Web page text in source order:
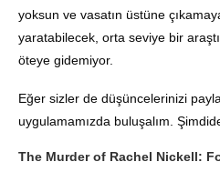
yoksun ve vasatın üstüne
yaratabilecek, orta seviye bir
öteye gidemiyor.
Eğer sizler de düşüncelerinizi
uygulamamızda buluşalım.
The Murder of Rachel Nickell: